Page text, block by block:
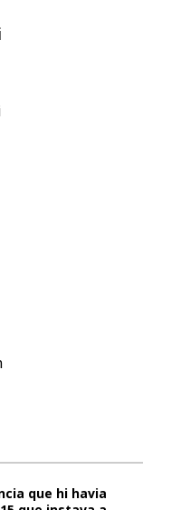
que hi havia